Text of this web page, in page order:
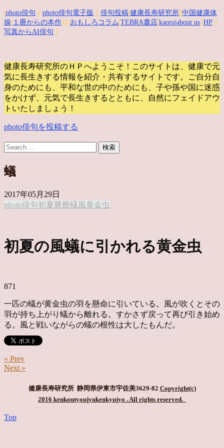
photo俳句 photo俳句電子版 俳句投稿 健康長寿研究所 中国健康体
操 １冊からの本作 り| おもしろコラム TEBRA書店 kaoru |about us HP
写真からAI俳句
健康長寿研究所のＨＰへようこそ！このサイトは、健康で元
気に長生きする情報を紹介・共有するサイトです。
ご自分自
身のためにも、平和な世の中のためにも、子や孫や国に迷惑
をかけず、元気で長生きするとともに、自然にフェイドアウ
トいたしましょう！
photo俳句を投稿する
蟻
2017年05月29日
photo俳句初夏 勝爺蟻 風黄金虫
初夏の風蟻に引かれる黄金虫
871
一匹の蟻が黄金虫の羽を懸命に引いている。風が吹くとその
羽が持ち上がり蟻から離れる。すかさず戻って再び引き始め
る。風と戦いながらの蟻の根性は大したもんだ。
« Prev
Next »
健康長寿研究所 静岡県伊東市宇佐美3629-82 Copyright(c)
2016 kenkoutyoujyukenkyujyo . All rights reserved.
Top